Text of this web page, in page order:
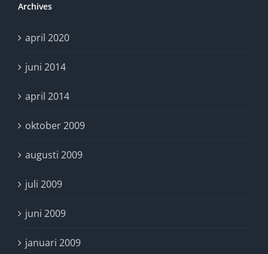
Archives
april 2020
juni 2014
april 2014
oktober 2009
augusti 2009
juli 2009
juni 2009
januari 2009